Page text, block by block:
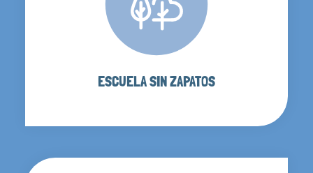
ESCUELA SIN ZAPATOS